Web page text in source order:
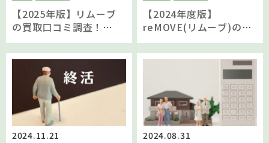
【2025年版】リムーブ
の買取口コミ調査！
reMOVE(リムーブ)を選
んでいただいた理由を聞
きました
【2024年度版】
reMOVE(リムーブ)の買
取実績を数字で振り返る
2024.11.21 2024.08.31